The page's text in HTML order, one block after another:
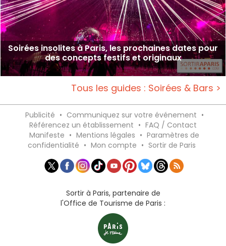
Soirées insolites à Paris, les prochaines dates pour
des concepts festifs et originaux
Tous les guides : Soirées & Bars >
Publicité • Communiquez sur votre événement •
Référencez un établissement • FAQ / Contact
Manifeste • Mentions légales • Paramètres de
confidentialité • Mon compte • Sortir de Paris
Sortir à Paris, partenaire de
l'Office de Tourisme de Paris :